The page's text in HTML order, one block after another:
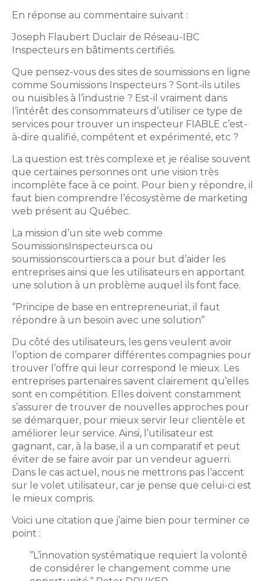
En réponse au commentaire suivant :
Joseph Flaubert Duclair de Réseau-IBC
Inspecteurs en bâtiments certifiés.
Que pensez-vous des sites de soumissions en ligne
comme Soumissions Inspecteurs ? Sont-ils utiles
ou nuisibles à l’industrie ? Est-il vraiment dans
l’intérêt des consommateurs d’utiliser ce type de
services pour trouver un inspecteur FIABLE c’est-
à-dire qualifié, compétent et expérimenté, etc ?
La question est très complexe et je réalise souvent
que certaines personnes ont une vision très
incomplète face à ce point. Pour bien y répondre, il
faut bien comprendre l’écosystème de marketing
web présent au Québec.
La mission d’un site web comme
SoumissionsInspecteurs.ca ou
soumissionscourtiers.ca a pour but d’aider les
entreprises ainsi que les utilisateurs en apportant
une solution à un problème auquel ils font face.
‘’Principe de base en entrepreneuriat, il faut
répondre à un besoin avec une solution’’
Du côté des utilisateurs, les gens veulent avoir
l’option de comparer différentes compagnies pour
trouver l’offre qui leur correspond le mieux. Les
entreprises partenaires savent clairement qu’elles
sont en compétition. Elles doivent constamment
s’assurer de trouver de nouvelles approches pour
se démarquer, pour mieux servir leur clientèle et
améliorer leur service. Ainsi, l’utilisateur est
gagnant, car, à la base, il a un comparatif et peut
éviter de se faire avoir par un vendeur aguerri.
Dans le cas actuel, nous ne mettrons pas l’accent
sur le volet utilisateur, car je pense que celui-ci est
le mieux compris.
Voici une citation que j’aime bien pour terminer ce
point :
‘’L’innovation systématique requiert la volonté
de considérer le changement comme une